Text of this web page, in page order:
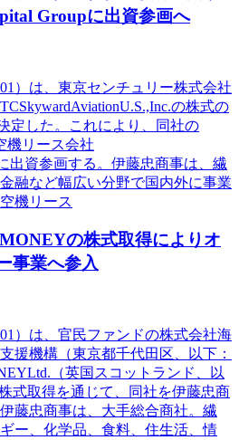
Groupに出資参画へ
）は、東京センチュリー株式会社
の株式の
定した。これにより、同社の
機リース会社
出資参画する。伊藤忠商事は、繊
融など幅広い分野で国内外に事業
機リース
の株式取得によりオ
事業へ参入
）は、官民ファンドの株式会社海
援機構（東京都千代田区、以下：
（英国スコットランド、以
式取得を通じて、同社を伊藤忠商
藤忠商事は、大手総合商社。繊
ー、化学品、食料、住生活、情